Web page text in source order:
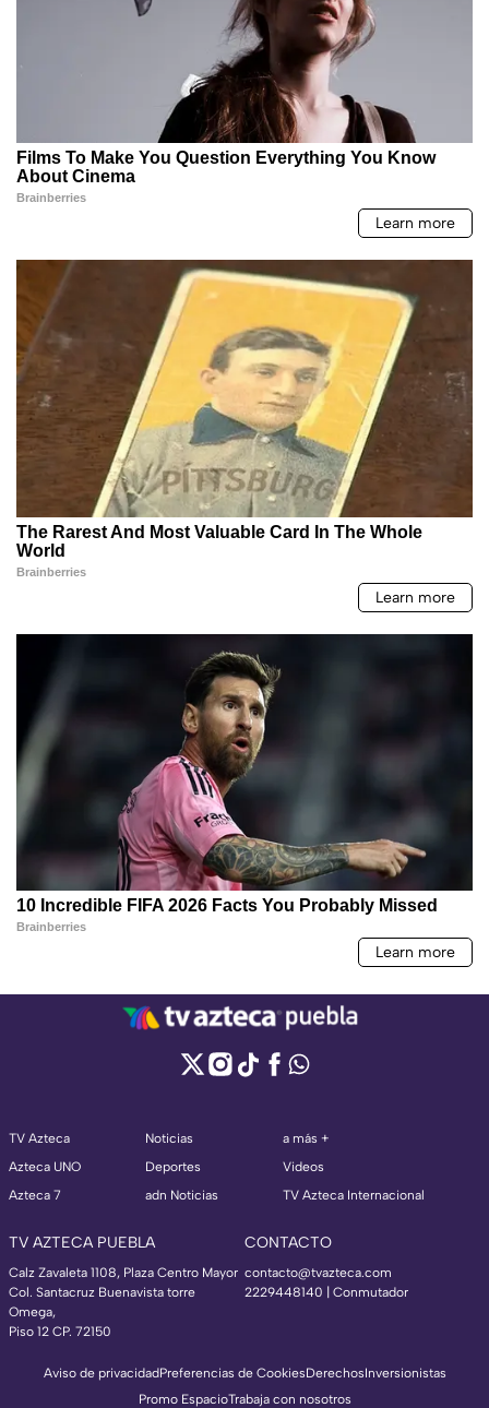
TV Azteca
Azteca UNO
Azteca 7
Noticias
Deportes
adn Noticias
a más +
Videos
TV Azteca Internacional
TV AZTECA PUEBLA
Calz Zavaleta 1108, Plaza Centro Mayor
Col. Santacruz Buenavista torre
Omega,
Piso 12 CP. 72150
CONTACTO
contacto@tvazteca.com
2229448140 | Conmutador
Aviso de privacidadPreferencias de CookiesDerechosInversionistas
Promo EspacioTrabaja con nosotros